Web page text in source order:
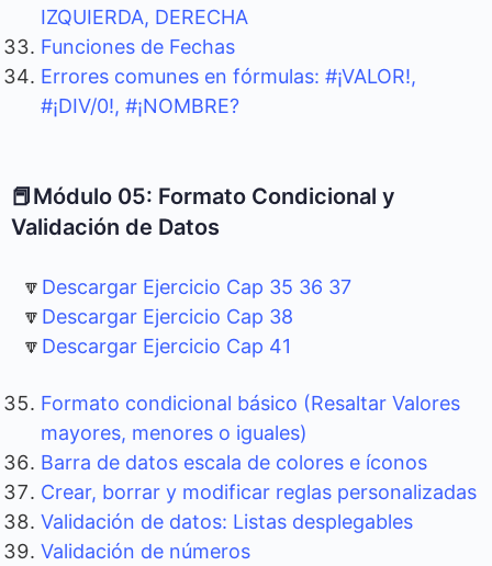
IZQUIERDA, DERECHA
Funciones de Fechas
Errores comunes en fórmulas: #¡VALOR!,
#¡DIV/0!, #¡NOMBRE?
📕Módulo 05: Formato Condicional y
Validación de Datos
🔽 Descargar Ejercicio Cap 35 36 37
🔽 Descargar Ejercicio Cap 38
🔽 Descargar Ejercicio Cap 41
Formato condicional básico (Resaltar Valores
mayores, menores o iguales)
Barra de datos escala de colores e íconos
Crear, borrar y modificar reglas personalizadas
Validación de datos: Listas desplegables
Validación de números